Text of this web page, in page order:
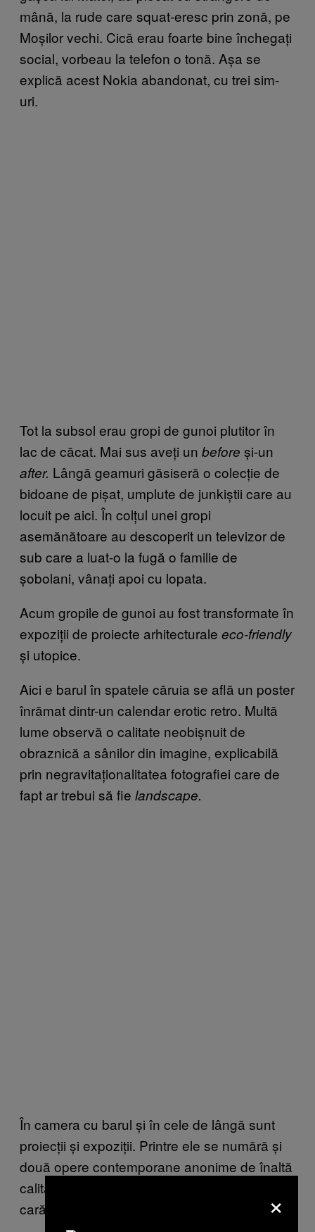
mână, la rude care squat-eresc prin zonă, pe
Moșilor vechi. Cică erau foarte bine închegați
social, vorbeau la telefon o tonă. Așa se
explică acest Nokia abandonat, cu trei sim-
uri.
Tot la subsol erau gropi de gunoi plutitor în
lac de căcat. Mai sus aveți un before și-un
after. Lângă geamuri găsiseră o colecție de
bidoane de pișat, umplute de junkiștii care au
locuit pe aici. În colțul unei gropi
asemănătoare au descoperit un televizor de
sub care a luat-o la fugă o familie de
șobolani, vânați apoi cu lopata.
Acum gropile de gunoi au fost transformate în
expoziții de proiecte arhitecturale eco-friendly
și utopice.
Aici e barul în spatele căruia se află un poster
înrămat dintr-un calendar erotic retro. Multă
lume observă o calitate neobișnuit de
obraznică a sânilor din imagine, explicabilă
prin negravitaționalitatea fotografiei care de
fapt ar trebui să fie landscape.
În camera cu barul și în cele de lângă sunt
proiecții și expoziții. Printre ele se numără și
două opere contemporane anonime de înaltă
calitate – Tabloul Electric și niște becuri în
carămizi plasate după o estetică relațională.
×